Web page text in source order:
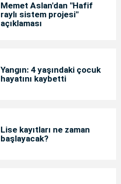
Memet Aslan'dan "Hafif
raylı sistem projesi"
açıklaması
Yangın: 4 yaşındaki çocuk
hayatını kaybetti
Lise kayıtları ne zaman
başlayacak?